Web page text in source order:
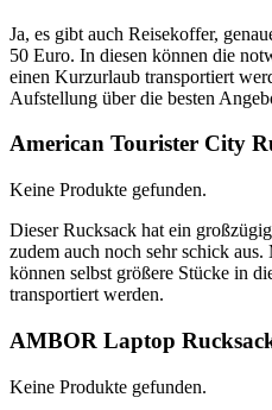
Ja, es gibt auch Reisekoffer,
50 Euro. In diesen können die
einen Kurzurlaub transportiert
Aufstellung über die besten
American Tourister City
Keine Produkte gefunden.
Dieser Rucksack hat ein
zudem auch noch sehr schick
können selbst größere Stücke in
transportiert werden.
AMBOR Laptop
Keine Produkte gefunden.